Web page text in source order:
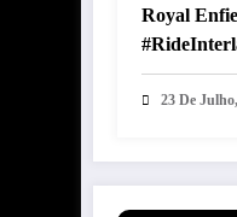
Royal
com
23 De